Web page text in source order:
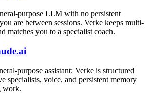
purpose LLM with no persistent
are between sessions. Verke keeps multi-
matches you to a specialist coach.
purpose assistant; Verke is structured
specialists, voice, and persistent memory
work.